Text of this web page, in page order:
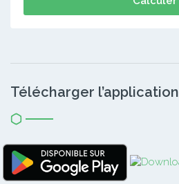
Télécharger l’application